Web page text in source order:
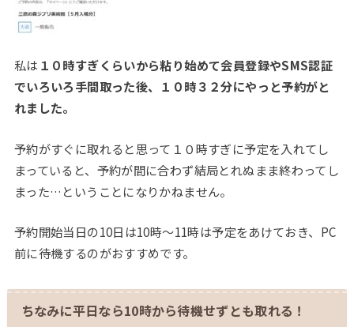
私は １０時すぎくらいから粘り始めて会員登録やSMS認証
でいろいろ手間取った後、１０時３２分にやっと予約がと
れました。
予約がすぐに取れると思って１０時すぎに予定を入れてし
まっていると、予約が間に合わず結局とれぬまま終わってし
まった…ということになりかねません。
予約開始当日の10日は10時～11時は予定をあけておき、PC
前に待機するのがおすすめです。
ちなみに平日なら10時から待機せずとも取れる！